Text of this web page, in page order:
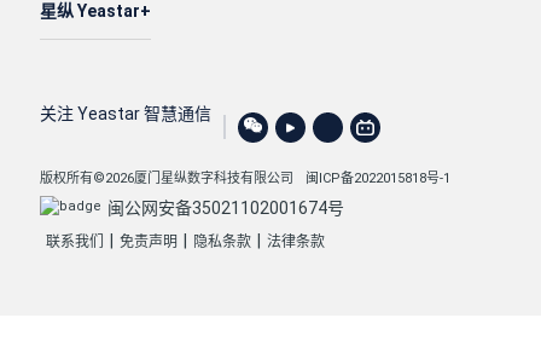
星纵 Yeastar
关注 Yeastar 智慧通信
版权所有©2026厦门星纵数字科技有限公司 闽ICP备2022015818号-1
闽公网安备35021102001674号
联系我们 免责声明 隐私条款 法律条款